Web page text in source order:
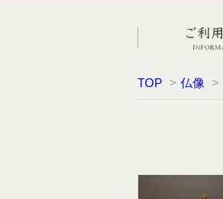
TOP > 仏像 >